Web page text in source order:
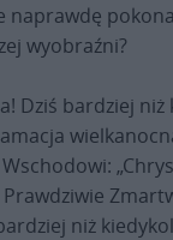
naprawdę
wyobraźni?
Dziś bardziej niż
niż